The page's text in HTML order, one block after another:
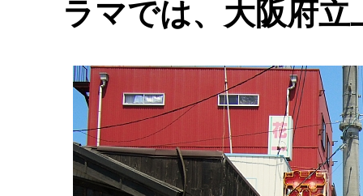
ラマでは、大阪府